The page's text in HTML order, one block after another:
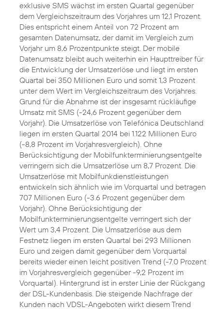
exklusive SMS wächst im ersten Quartal gegenüber
dem Vergleichszeitraum des Vorjahres um 12,1 Prozent.
Dies entspricht einem Anteil von 72 Prozent am
gesamten Datenumsatz, der damit im Vergleich zum
Vorjahr um 8,6 Prozentpunkte steigt. Der mobile
Datenumsatz bleibt auch weiterhin ein Haupttreiber für
die Entwicklung der Umsatzerlöse und liegt im ersten
Quartal bei 350 Millionen Euro und somit 1,3 Prozent
unter dem Wert im Vergleichszeitraum des Vorjahres.
Grund für die Abnahme ist der insgesamt rückläufige
Umsatz mit SMS (-24,6 Prozent gegenüber dem
Vorjahr). Die Umsatzerlöse von Telefónica Deutschland
liegen im ersten Quartal 2014 bei 1.122 Millionen Euro
(-8,8 Prozent im Vorjahresvergleich). Ohne
Berücksichtigung der Mobilfunkterminierungsentgelte
verringern sich die Umsatzerlöse um 8,7 Prozent. Die
Umsatzerlöse mit Mobilfunkdienstleistungen
entwickeln sich ähnlich wie im Vorquartal und betragen
707 Millionen Euro (-3.6 Prozent gegenüber dem
Vorjahr). Ohne Berücksichtigung der
Mobilfunkterminierungsentgelte verringert sich der
Wert um 3,4 Prozent. Die Umsatzerlöse aus dem
Festnetz liegen im ersten Quartal bei 293 Millionen
Euro und zeigen damit gegenüber dem Vorquartal
bereits wieder einen leicht positiven Trend (-7.0 Prozent
im Vorjahresvergleich gegenüber -9,2 Prozent im
Vorquartal). Hintergrund ist in erster Linie der Rückgang
der DSL-Kundenbasis. Die steigende Nachfrage der
Kunden nach VDSL-Angeboten wirkt diesem Trend